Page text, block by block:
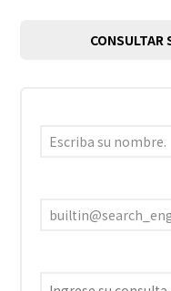
CONSULTAR